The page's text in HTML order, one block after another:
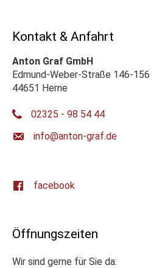
Kontakt & Anfahrt
Anton Graf GmbH
Edmund-Weber-Straße 146-156
44651 Herne
02325 - 98 54 44
ed.farg-notna@ofni
facebook
Öffnungszeiten
Wir sind gerne für Sie da: